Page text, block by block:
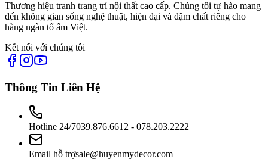
Thương hiệu tranh trang trí nội thất cao cấp. Chúng tôi tự hào mang
đến không gian sống nghệ thuật, hiện đại và đậm chất riêng cho
hàng ngàn tổ ấm Việt.
Kết nối với chúng tôi
Thông Tin Liên Hệ
Hotline 24/7039.876.6612 - 078.203.2222
Email hỗ trợsale@huyenmydecor.com